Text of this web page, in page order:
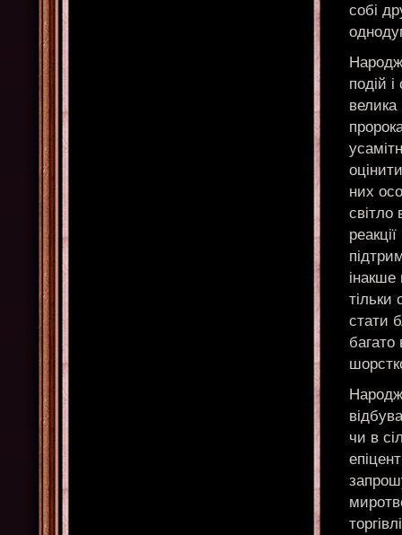
собі
подій
них
світло
стати
чи в